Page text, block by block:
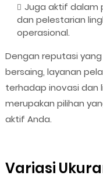
Juga aktif dalam
dan pelestarian
operasional.
Dengan reputasi
bersaing, layanan
terhadap inovasi dan
merupakan pilihan
aktif Anda.
Variasi